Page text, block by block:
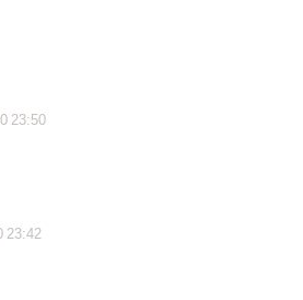
23:50
23:42